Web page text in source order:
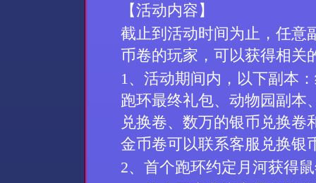
【活动内容】
截止到活动时间为止，任意
币卷的玩家，可以获得相关
1、活动期间内，以下副本
跑环最终礼包、动物园副本
兑换卷、数万的银币兑换
金币卷可以联系客服兑换银
2、首个跑环约定月河获得